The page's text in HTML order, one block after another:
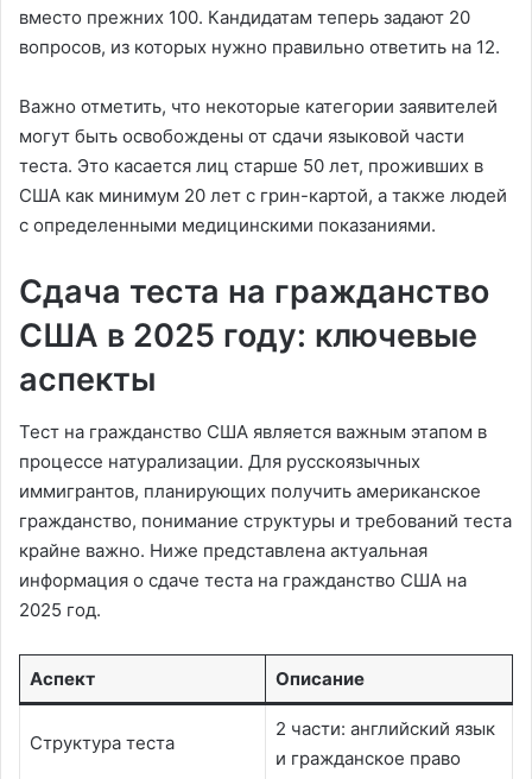
вместо прежних 100. Кандидатам теперь задают 20
вопросов, из которых нужно правильно ответить на 12.
Важно отметить, что некоторые категории заявителей
могут быть освобождены от сдачи языковой части
теста. Это касается лиц старше 50 лет, проживших в
США как минимум 20 лет с грин-картой, а также людей
с определенными медицинскими показаниями.
Сдача теста на гражданство
США в 2025 году: ключевые
аспекты
Тест на гражданство США является важным этапом в
процессе натурализации. Для русскоязычных
иммигрантов, планирующих получить американское
гражданство, понимание структуры и требований теста
крайне важно. Ниже представлена актуальная
информация о сдаче теста на гражданство США на
2025 год.
Аспект Описание
Структура теста
2 части: английский язык
и гражданское право